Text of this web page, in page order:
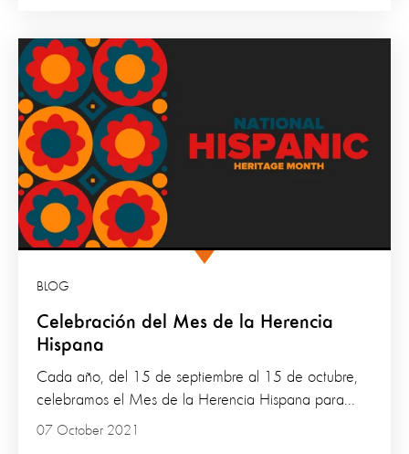
Celebración del Mes de la Herencia
Hispana
BLOG
07 October 2021
Cada año, del 15 de septiembre al 15 de octubre,
celebramos el Mes de la Herencia Hispana para...